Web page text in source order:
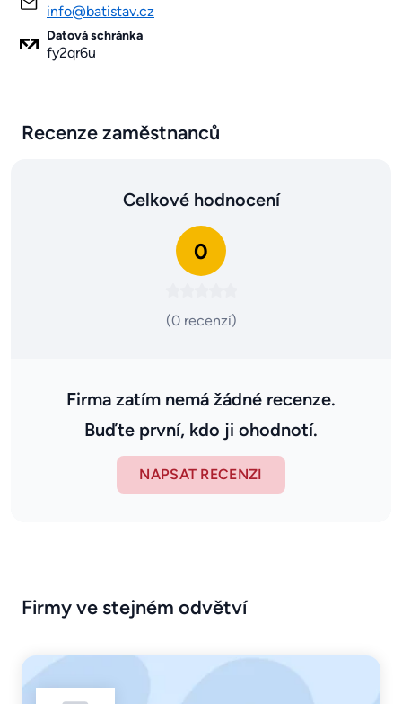
info@batistav.cz
Datová schránka
fy2qr6u
Recenze zaměstnanců
Celkové hodnocení
0
(0 recenzí)
Firma zatím nemá žádné recenze.
Buďte první, kdo ji ohodnotí.
NAPSAT RECENZI
Firmy ve stejném odvětví